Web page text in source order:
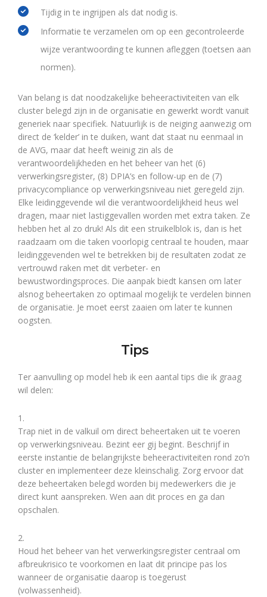
Tijdig in te ingrijpen als dat nodig is.
Informatie te verzamelen om op een gecontroleerde
wijze verantwoording te kunnen afleggen (toetsen aan
normen).
Van belang is dat noodzakelijke beheeractiviteiten van elk
cluster belegd zijn in de organisatie en gewerkt wordt vanuit
generiek naar specifiek. Natuurlijk is de neiging aanwezig om
direct de ‘kelder’ in te duiken, want dat staat nu eenmaal in
de AVG, maar dat heeft weinig zin als de
verantwoordelijkheden en het beheer van het (6)
verwerkingsregister, (8) DPIA’s en follow-up en de (7)
privacycompliance op verwerkingsniveau niet geregeld zijn.
Elke leidinggevende wil die verantwoordelijkheid heus wel
dragen, maar niet lastiggevallen worden met extra taken. Ze
hebben het al zo druk! Als dit een struikelblok is, dan is het
raadzaam om die taken voorlopig centraal te houden, maar
leidinggevenden wel te betrekken bij de resultaten zodat ze
vertrouwd raken met dit verbeter- en
bewustwordingsproces. Die aanpak biedt kansen om later
alsnog beheertaken zo optimaal mogelijk te verdelen binnen
de organisatie. Je moet eerst zaaien om later te kunnen
oogsten.
Tips
Ter aanvulling op model heb ik een aantal tips die ik graag
wil delen:
1.
Trap niet in de valkuil om direct beheertaken uit te voeren
op verwerkingsniveau. Bezint eer gij begint. Beschrijf in
eerste instantie de belangrijkste beheeractiviteiten rond zo’n
cluster en implementeer deze kleinschalig. Zorg ervoor dat
deze beheertaken belegd worden bij medewerkers die je
direct kunt aanspreken. Wen aan dit proces en ga dan
opschalen.
2.
Houd het beheer van het verwerkingsregister centraal om
afbreukrisico te voorkomen en laat dit principe pas los
wanneer de organisatie daarop is toegerust
(volwassenheid).